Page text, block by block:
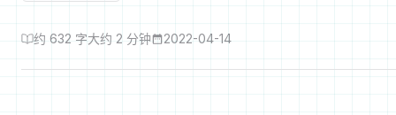
约 632 字大约 2 分钟 2022-04-14